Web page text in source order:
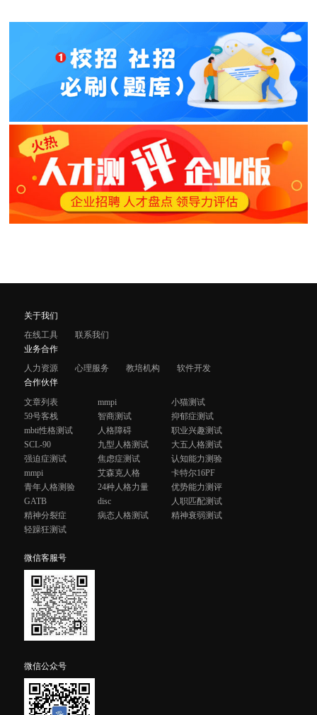
关于我们
在线工具
联系我们
业务合作
人力资源
心理服务 教培机构
软件开发
合作伙伴
文章列表
mmpi
小猫测试
59号客栈
智商测试
抑郁症测试
mbti性格测试
人格障碍
职业兴趣测试
SCL-90
九型人格测试
大五人格测试
强迫症测试
焦虑症测试
认知能力测验
mmpi
艾森克人格
卡特尔16PF
青年人格测验
24种人格力量
优势能力测评
GATB
disc
人职匹配测试
精神分裂症
病态人格测试
精神衰弱测试
轻躁狂测试
微信客服号
微信公众号